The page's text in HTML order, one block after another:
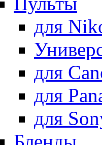
для
для
для
для